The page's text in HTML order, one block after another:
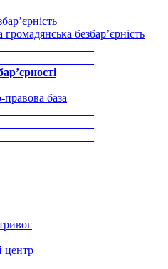
громадянська безбар’єрність
база
центр